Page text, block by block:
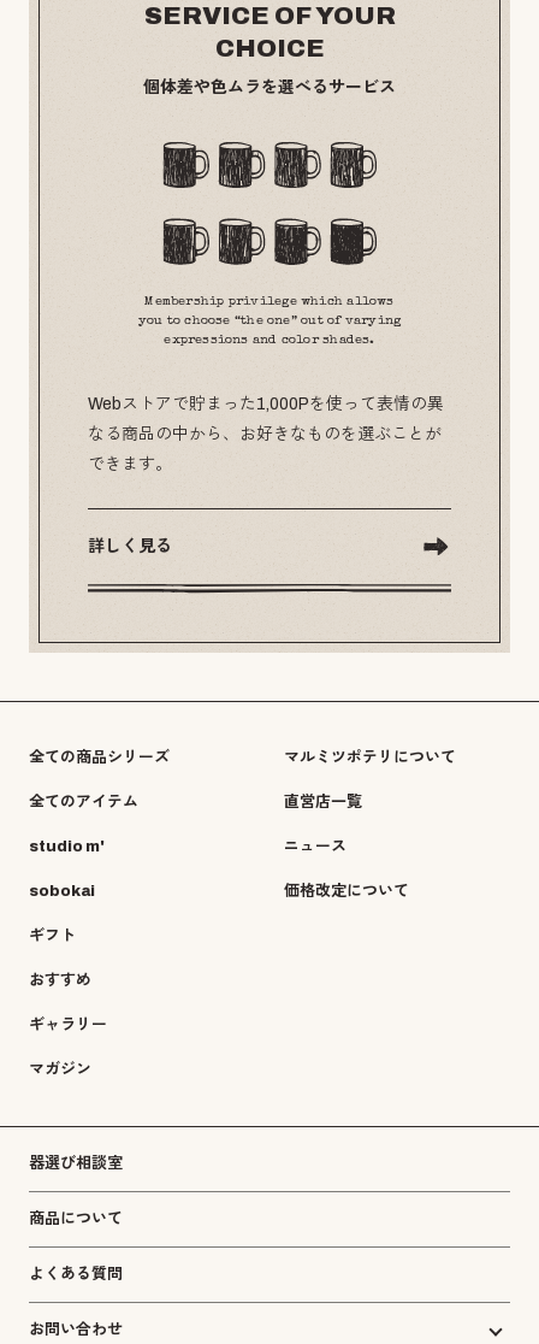
SERVICE OF YOUR
CHOICE
個体差や色ムラを選べるサービス
Membership privilege which allows
you to choose “the one” out of varying
expressions and color shades.
Webストアで貯まった1,000Pを使って表情の異
なる商品の中から、お好きなものを選ぶことが
できます。
詳しく見る
全ての商品シリーズ
全てのアイテム
studio m'
sobokai
ギフト
おすすめ
ギャラリー
マガジン
マルミツポテリについて
直営店一覧
ニュース
価格改定について
器選び相談室
商品について
よくある質問
お問い合わせ